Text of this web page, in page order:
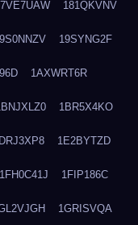
181QKVNV
19SYNG2F
1AXWRT6R
1BR5X4KO
1E2BYTZD
1FH0C41J 1FIP186C
1GRISVQA